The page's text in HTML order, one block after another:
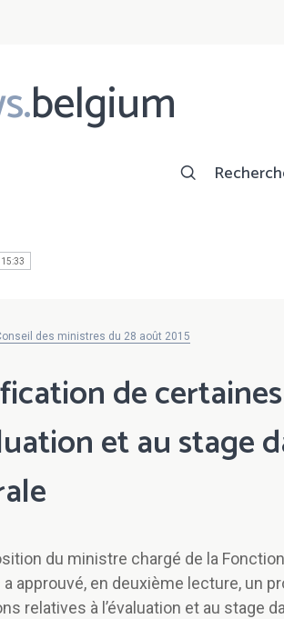
belgium
15:33
des ministres du 28 août 2015
de
et au stage
du ministre chargé de la
approuvé, en deuxième lecture, un
relatives à l’évaluation et au stage